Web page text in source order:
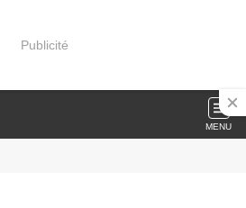
Publicité
MENU